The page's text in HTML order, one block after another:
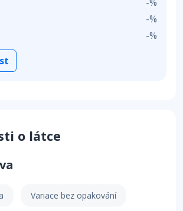
-%
-%
o látce
Variace bez opakování